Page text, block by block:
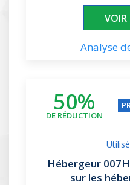
VOIR
Analyse
50%
DE RÉDUCTION
Utilisé
Hébergeur
sur les